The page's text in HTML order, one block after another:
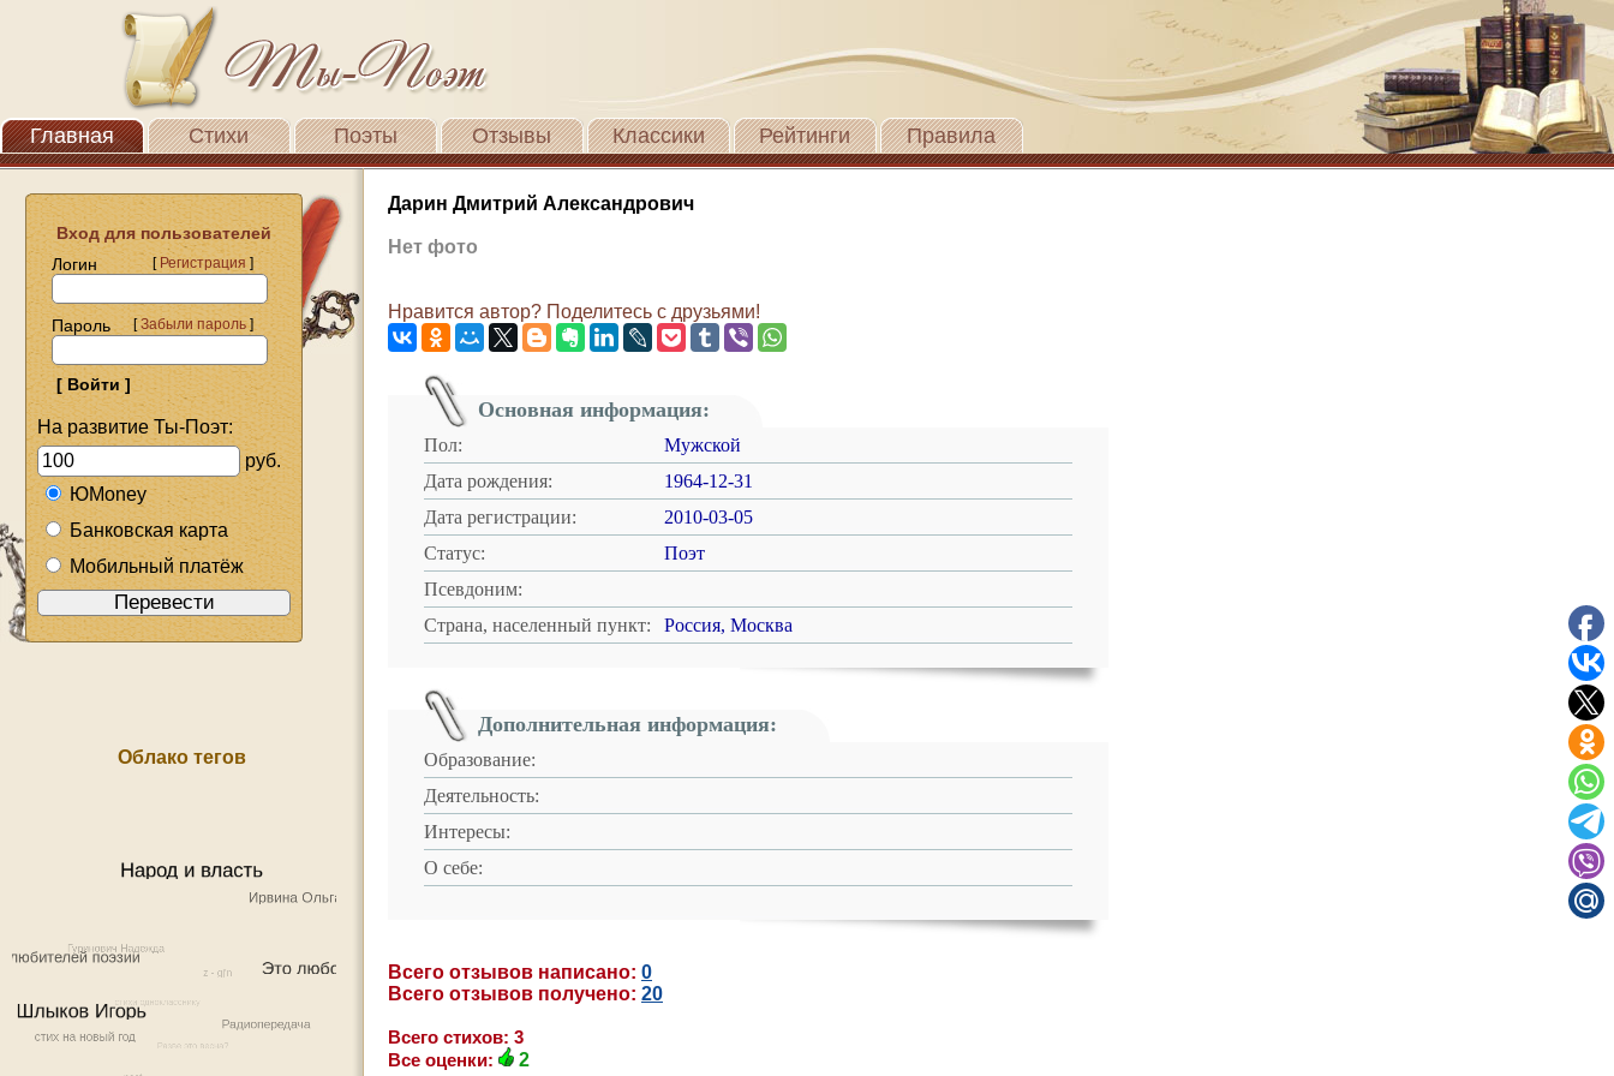
Главная Стихи Поэты Отзывы Классики Рейтинги Правила
Вход для пользователей
Логин
[Регистрация]
Пароль [Забыли пароль]
На развитие Ты-Поэт:
руб.
ЮMoney
Банковская карта
Мобильный платёж
Облако тегов
Дарин Дмитрий Александрович
Нет фото
Нравится автор? Поделитесь с друзьями!
Основная информация:
Пол:
Мужской
Дата рождения:
1964-12-31
Дата регистрации:
2010-03-05
Статус:
Поэт
Псевдоним:
Страна, населенный пункт:
Россия, Москва
Дополнительная информация:
Образование:
Деятельность:
Интересы:
О себе:
Всего отзывов написано: 0
Всего отзывов получено: 20
Всего стихов: 3
Все оценки:
2